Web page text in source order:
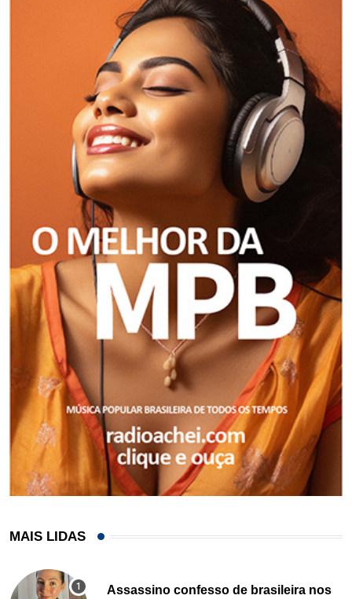
MAIS LIDAS
Assassino confesso de brasileira nos